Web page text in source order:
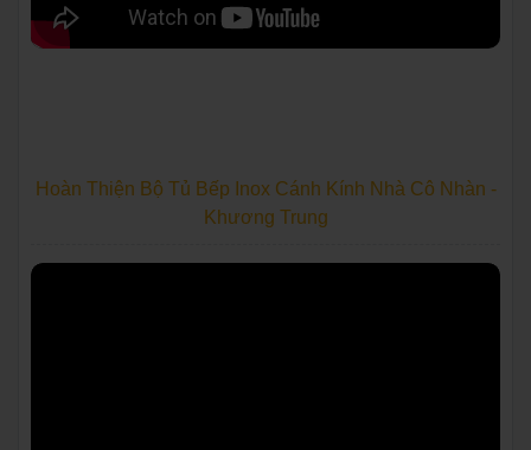
Hoàn Thiện Bộ Tủ Bếp Inox Cánh Kính Nhà Cô Nhàn -
Khương Trung